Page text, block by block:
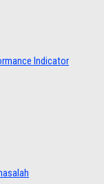
Indicator